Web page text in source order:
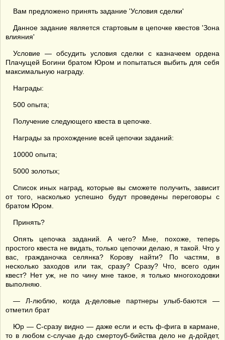
Вам предложено принять задание 'Условия сделки'
Данное задание является стартовым в цепочке квестов 'Зона
влияния'
Условие — обсудить условия сделки с казначеем ордена
Плачущей Богини братом Юром и попытаться выбить для себя
максимальную награду.
Награды:
500 опыта;
Получение следующего квеста в цепочке.
Награды за прохождение всей цепочки заданий:
10000 опыта;
5000 золотых;
Список иных наград, которые вы сможете получить, зависит
от того, насколько успешно будут проведены переговоры с
братом Юром.
Принять?
Опять цепочка заданий. А чего? Мне, похоже, теперь
простого квеста не видать, только цепочки делаю, я такой. Что у
вас, гражданочка селянка? Корову найти? По частям, в
несколько заходов или так, сразу? Сразу? Что, всего один
квест? Нет уж, не по чину мне такое, я только многоходовки
выполняю.
— Л-люблю, когда д-деловые партнеры улыб-баются —
отметил брат
Юр — С-сразу видно — даже если и есть ф-фига в кармане,
то в любом с-случае д-до смертоуб-бийства дело не д-дойдет,